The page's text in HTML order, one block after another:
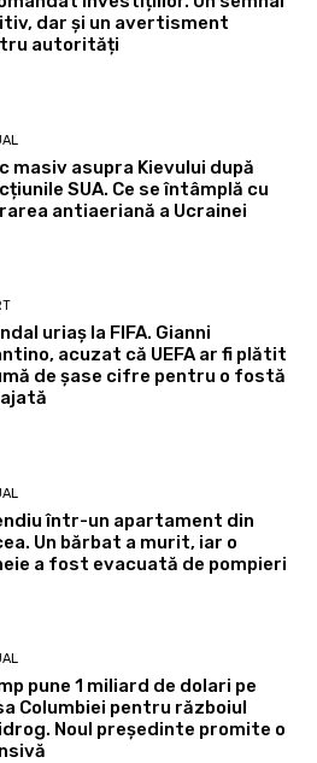
dar și un avertisment
autorități
masiv asupra Kievului după
SUA. Ce se întâmplă cu
antiaeriană a Ucrainei
uriaș la FIFA. Gianni
acuzat că UEFA ar fi plătit
de șase cifre pentru o fostă
într-un apartament din
Un bărbat a murit, iar o
a fost evacuată de pompieri
pune 1 miliard de dolari pe
Columbiei pentru războiul
Noul președinte promite o